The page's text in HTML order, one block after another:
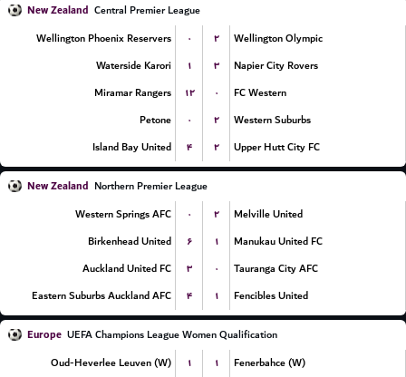
New Zealand Central Premier League
Wellington Phoenix Reservers
۰ ۲
Wellington Olympic
Waterside Karori
۱ ۳
Napier City Rovers
Miramar Rangers
۱۲ ۰
FC Western
Petone
۰ ۲
Western Suburbs
Island Bay United
۴ ۲ Upper Hutt City FC
New Zealand Northern Premier League
Western Springs AFC
۰ ۲
Melville United
Birkenhead United
۶ ۱
Manukau United FC
Auckland United FC
۳ ۰
Tauranga City AFC
Eastern Suburbs Auckland AFC
۴ ۱ Fencibles United
Europe UEFA Champions League Women Qualification
Oud-Heverlee Leuven (W)
۱ ۱
Fenerbahce (W)